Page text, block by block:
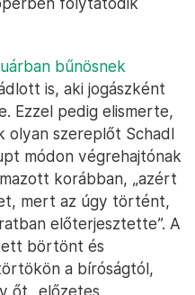
bűnösnek
is, aki jogászként
Ezzel pedig elismerte,
olyan szereplőt Schadl
módon végrehajtónak
korábban, „azért
mert az úgy történt,
előterjesztette”. A
börtönt és
a bíróságtól,
őt „előzetes